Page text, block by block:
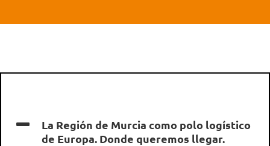
La Región de Murcia como polo logístico
de Europa. Donde queremos llegar.